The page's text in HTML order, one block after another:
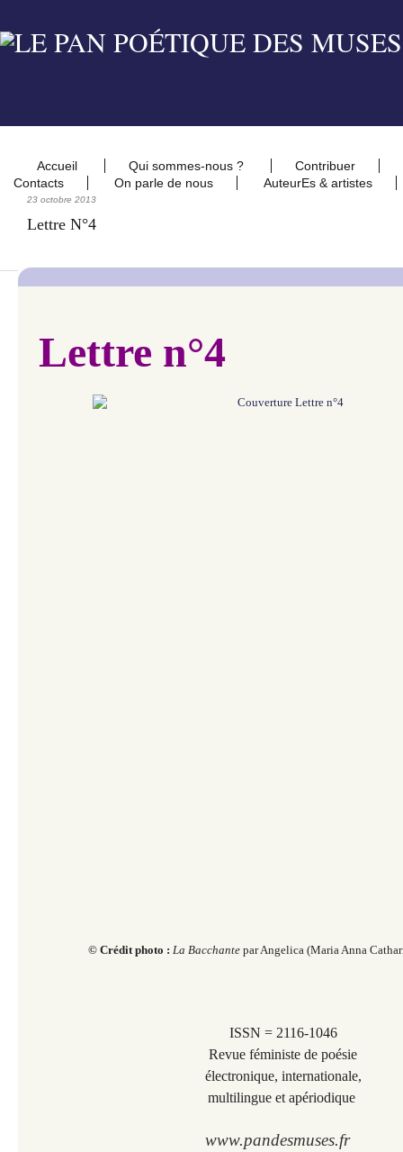
Accueil Qui sommes-nous ?
Contribuer
Contacts
On parle de nous AuteurEs & artistes
23 octobre 2013
Lettre N°4
Lettre n°4
© Crédit photo : La Bacchante par Angelica (Maria Anna
ISSN = 2116-1046
Revue féministe de poésie
électronique, internationale,
multilingue et apériodique
www.pandesmuses.fr